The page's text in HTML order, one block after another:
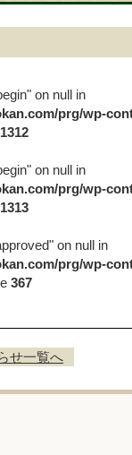
on null in
prg/wp-
1312
on null in
prg/wp-
1313
on null in
prg/wp-
367
せ一覧へ